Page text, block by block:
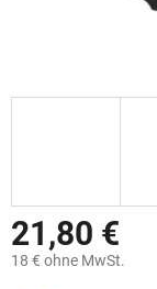
21,80 €
18 € ohne MwSt.